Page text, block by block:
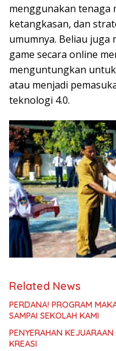
menggunakan tenaga
ketangkasan, dan
umumnya. Beliau
game secara online
menguntungkan
atau menjadi
teknologi 4.0.
Related News
PERDANA! PROGRAM
SAMPAI SEKOLAH KAMI
PENYERAHAN
KREASI